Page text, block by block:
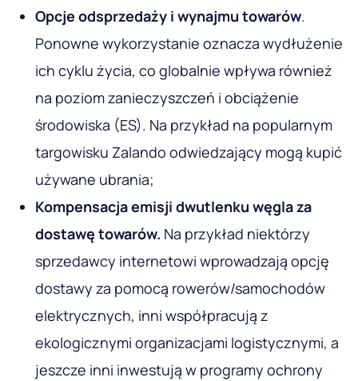
Opcje odsprzedaży i wynajmu towarów.
Ponowne wykorzystanie oznacza wydłużenie
ich cyklu życia, co globalnie wpływa również
na poziom zanieczyszczeń i obciążenie
środowiska (ES). Na przykład na popularnym
targowisku Zalando odwiedzający mogą kupić
używane ubrania;
Kompensacja emisji dwutlenku węgla za
dostawę towarów. Na przykład niektórzy
sprzedawcy internetowi wprowadzają opcję
dostawy za pomocą rowerów/samochodów
elektrycznych, inni współpracują z
ekologicznymi organizacjami logistycznymi, a
jeszcze inni inwestują w programy ochrony